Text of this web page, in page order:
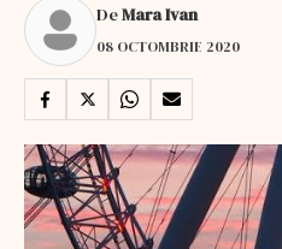
DeMara Ivan
08 OCTOMBRIE 2020